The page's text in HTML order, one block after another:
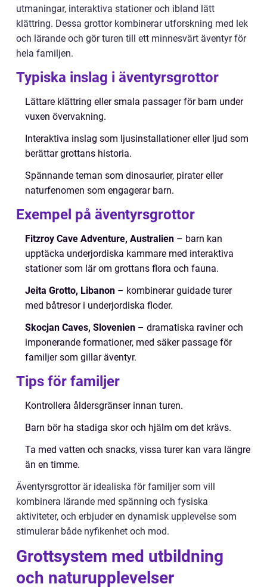
utmaningar, interaktiva stationer och ibland lätt
klättring. Dessa grottor kombinerar utforskning med lek
och lärande och gör turen till ett minnesvärt äventyr för
hela familjen.
Typiska inslag i äventyrsgrottor
Lättare klättring eller smala passager för barn under
vuxen övervakning.
Interaktiva inslag som ljusinstallationer eller ljud som
berättar grottans historia.
Spännande teman som dinosaurier, pirater eller
naturfenomen som engagerar barn.
Exempel på äventyrsgrottor
Fitzroy Cave Adventure, Australien – barn kan
upptäcka underjordiska kammare med interaktiva
stationer som lär om grottans flora och fauna.
Jeita Grotto, Libanon – kombinerar guidade turer
med båtresor i underjordiska floder.
Skocjan Caves, Slovenien – dramatiska raviner och
imponerande formationer, med säker passage för
familjer som gillar äventyr.
Tips för familjer
Kontrollera åldersgränser innan turen.
Barn bör ha stadiga skor och hjälm om det krävs.
Ta med vatten och snacks, vissa turer kan vara längre
än en timme.
Äventyrsgrottor är idealiska för familjer som vill
kombinera lärande med spänning och fysiska
aktiviteter, och erbjuder en dynamisk upplevelse som
stimulerar både nyfikenhet och mod.
Grottsystem med utbildning
och naturupplevelser